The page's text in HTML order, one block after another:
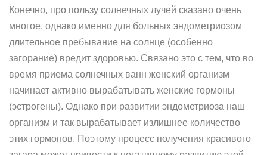
Конечно, про пользу солнечных лучей сказано очень
многое, однако именно для больных эндометриозом
длительное пребывание на солнце (особенно
загорание) вредит здоровью. Связано это с тем, что во
время приема солнечных ванн женский организм
начинает активно вырабатывать женские гормоны
(эстрогены). Однако при развитии эндометриоза наш
организм и так вырабатывает излишнее количество
этих гормонов. Поэтому процесс получения красивого